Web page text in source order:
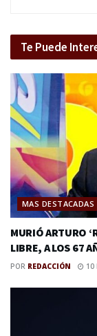
Te Puede
MAS DESTACADAS
MURIÓ ARTURO
LIBRE, A LOS 67
POR REDACCIÓN 10